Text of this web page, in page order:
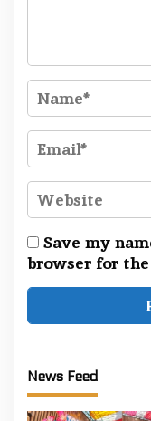
Save my
browser for
News Feed